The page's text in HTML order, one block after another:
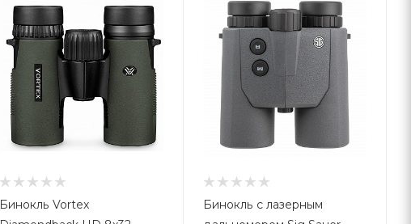
Бинокль Vortex
Бинокль с лазерным